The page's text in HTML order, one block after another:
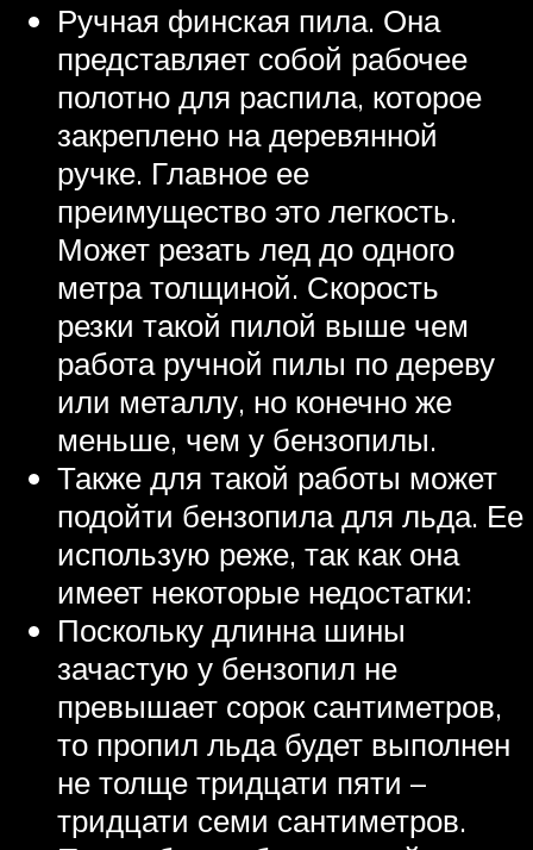
Ручная финская пила. Она
представляет собой рабочее
полотно для распила, которое
закреплено на деревянной
ручке. Главное ее
преимущество это легкость.
Может резать лед до одного
метра толщиной. Скорость
резки такой пилой выше чем
работа ручной пилы по дереву
или металлу, но конечно же
меньше, чем у бензопилы.
Также для такой работы может
подойти бензопила для льда. Ее
использую реже, так как она
имеет некоторые недостатки:
Поскольку длинна шины
зачастую у бензопил не
превышает сорок сантиметров,
то пропил льда будет выполнен
не толще тридцати пяти –
тридцати семи сантиметров.